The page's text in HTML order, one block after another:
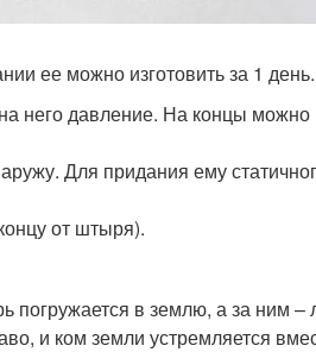
ее можно изготовить за 1 день.
него давление. На концы можно
Для придания ему
от штыря).
погружается в землю, а за ним –
и ком земли устремляется